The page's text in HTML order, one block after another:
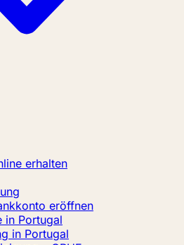
erhalten
eröffnen
in Portugal
in Portugal